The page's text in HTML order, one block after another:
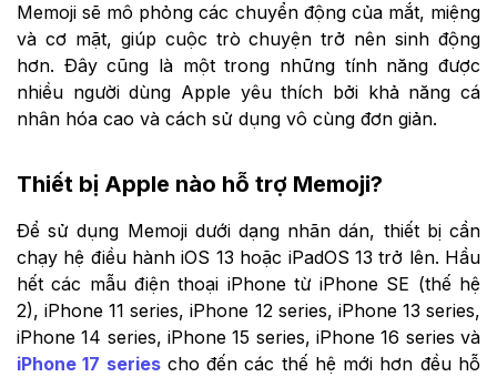
Memoji sẽ mô phỏng các chuyển động của mắt, miệng
và cơ mặt, giúp cuộc trò chuyện trở nên sinh động
hơn. Đây cũng là một trong những tính năng được
nhiều người dùng Apple yêu thích bởi khả năng cá
nhân hóa cao và cách sử dụng vô cùng đơn giản.
Thiết bị Apple nào hỗ trợ Memoji?
Để sử dụng Memoji dưới dạng nhãn dán, thiết bị cần
chạy hệ điều hành iOS 13 hoặc iPadOS 13 trở lên. Hầu
hết các mẫu điện thoại iPhone từ iPhone SE (thế hệ
2), iPhone 11 series, iPhone 12 series, iPhone 13 series,
iPhone 14 series, iPhone 15 series, iPhone 16 series và
iPhone 17 seriescho đến các thế hệ mới hơn đều hỗ